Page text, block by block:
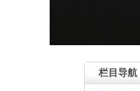
栏目导航